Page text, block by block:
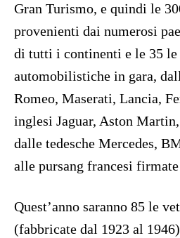
Gran Turismo, e quindi le
provenienti dai numerosi
di tutti i continenti e le 35 le
automobilistiche in gara,
Romeo, Maserati, Lancia,
inglesi Jaguar, Aston
dalle tedesche Mercedes,
alle pursang francesi
Quest’anno saranno 85 le
(fabbricate dal 1923 al